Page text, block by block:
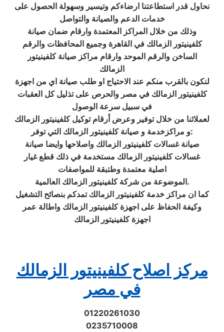
نحاول قدر استطاعتنا ارضاءكم وتيسير وسهولة الحصول على
خدمات الدعم والصيانة والتواصل
وذلك من خلال المراكز المعتمدة وارقام ضمان صيانة
كلفينيتور الزمالك في القاهرة وجميع المحافظات والرقم
الساخن والرقم الموحد وارقام مراكز صيانة كلفينيتور
الزمالك
لنكون بالقرب منكم عند الاحتياج او طلب صيانة اي من اجهزة
كلفينيتور الزمالك في مصر والحرص على تذليل كل العقبات
في سبيل سرعة الوصول
لعملائنا من خلال توفير وعرض أرقام توكيل كلفينيتور الزمالك
و مراكزخدمة و صيانة كلفينيتور الزمالك التي توفر:
صيانة غسالات كلفينيتور الزمالك واصلاحها وايضا صيانة
غسالات كلفينيتور الزمالك مستخدمة في ذلك قطع غيار
اصلية معتمدة وطتبقة للمواصفات
الموضوعة من شركة كلفينيتور الزمالك العالمية.
كما ان مراكز خدمة كلفينيتور الزمالك تمدكم بنصائح التشغيل
وكيفة الحفاظ على اجهزة كلفينيتور الزمالك واطالة عمر
اجهزة كلفينيتور الزمالك
مركز اصلاح كلفينيتور الزمالك
في مصر
01220261030
0235710008